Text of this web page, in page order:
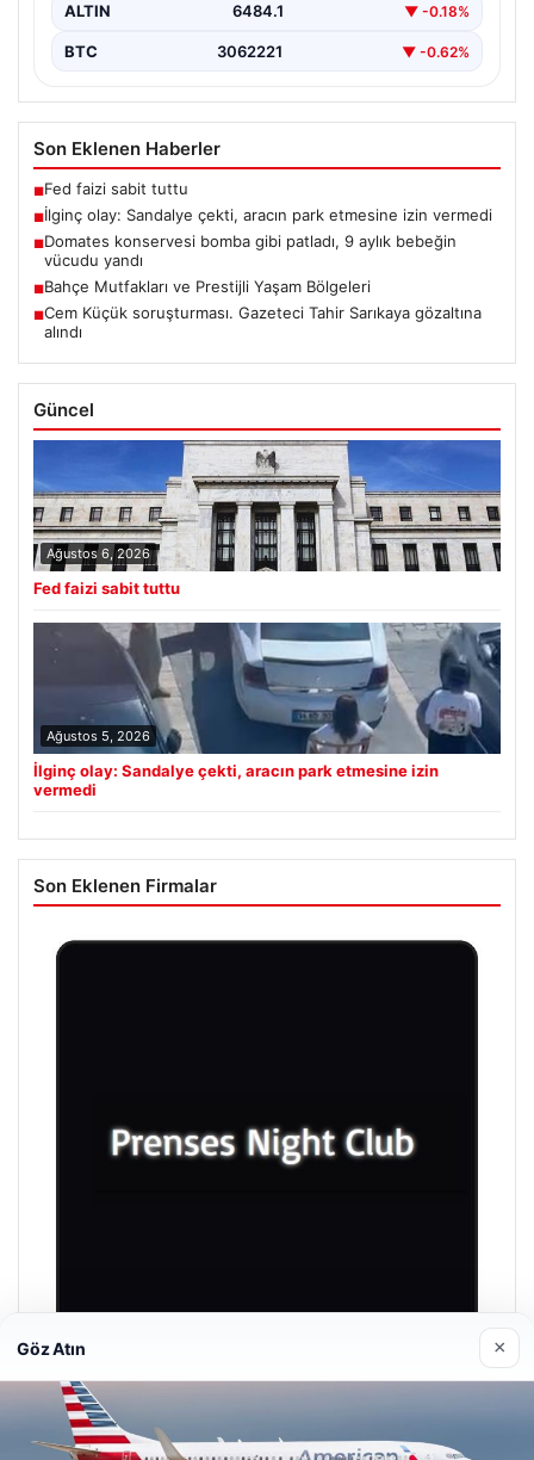
ALTIN 6484.1 ▼ -0.18%
BTC 3062221 ▼ -0.62%
Son Eklenen Haberler
■Fed faizi sabit tuttu
■İlginç olay: Sandalye çekti, aracın park etmesine izin vermedi
■Domates konservesi bomba gibi patladı, 9 aylık bebeğin
vücudu yandı
■Bahçe Mutfakları ve Prestijli Yaşam Bölgeleri
■Cem Küçük soruşturması. Gazeteci Tahir Sarıkaya gözaltına
alındı
Güncel
Ağustos 6, 2026
Fed faizi sabit tuttu
Ağustos 5, 2026
İlginç olay: Sandalye çekti, aracın park etmesine izin
vermedi
Son Eklenen Firmalar
Prenses Night Club
Nisan 29, 2026
Göz Atın ×